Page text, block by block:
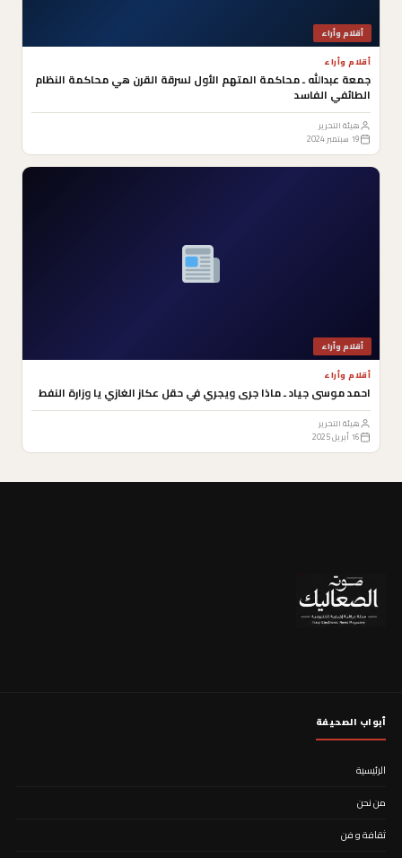
أقلام وأراء
أقلام وأراء
جمعة عبدالله ـ محاكمة المتهم الأول لسرقة القرن هي محاكمة النظام
الطائفي الفاسد
هيئة التحرير
19 سبتمبر 2024
أقلام وأراء
أقلام وأراء
احمد موسى جياد ـ ماذا جرى ويجري في حقل عكاز الغازي يا وزارة النفط
هيئة التحرير
16 أبريل 2025
أبواب الصحيفة
الرئيسية
من نحن
ثقافة و فن